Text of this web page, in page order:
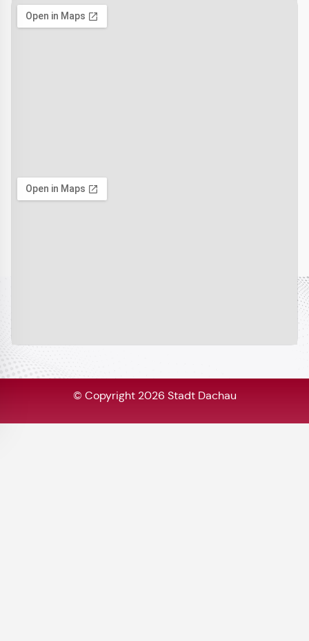
© Copyright 2026 Stadt Dachau